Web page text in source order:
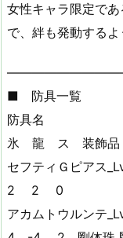
女性キャラ限定で
で、絆も発動するよ
■ 防具一覧
防具名
氷 龍 ス 装飾品
セフティＧ
2 2 0
アカムトウ